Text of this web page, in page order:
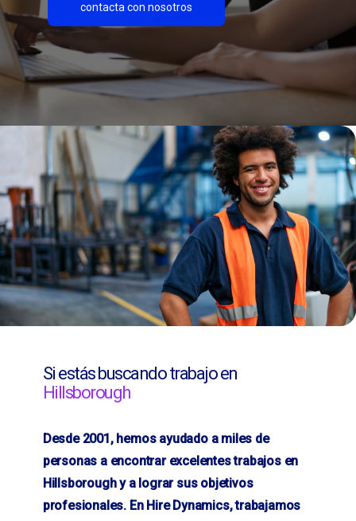
contacta con nosotros
Si estás buscando trabajo en
Hillsborough
Desde 2001, hemos ayudado a miles de
personas a encontrar excelentes trabajos en
Hillsborough y a lograr sus objetivos
profesionales. En Hire Dynamics, trabajamos